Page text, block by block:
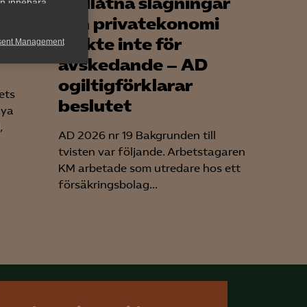
Management
och privatekonomi
räckte inte för
avskedande – AD
ogiltigförklarar
beslutet
AD 2026 nr 19 Bakgrunden till
tvisten var följande. Arbetstagaren
KM arbetade som utredare hos ett
försäkringsbolag...